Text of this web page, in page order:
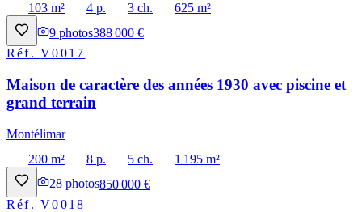
103 m²
4 p. 3 ch.
625 m²
9 photos388 000 €
Réf.V0017
Maison de caractère des années 1930 avec piscine et
grand terrain
Montélimar
200 m²
8 p. 5 ch.
1 195 m²
28 photos850 000 €
Réf.V0018